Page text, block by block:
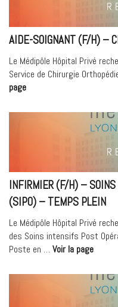
AIDE-SOIGNANT (F/H) –
Le Médipôle Hôpital Privé
Service de Chirurgie
page« Aide-
(F/H)
INFIRMIER (F/H) –
(SIPO) – TEMPS PLEIN
Le Médipôle Hôpital Privé
des Soins intensifs Post
Poste en … Voir la page«
–
Soins